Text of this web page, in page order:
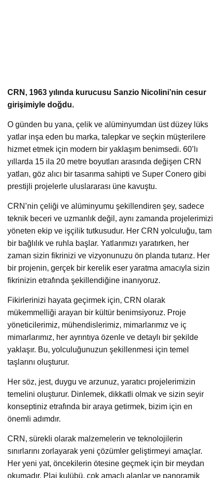
CRN, 1963 yılında kurucusu Sanzio Nicolini’nin cesur
girişimiyle doğdu.
O günden bu yana, çelik ve alüminyumdan üst düzey lüks
yatlar inşa eden bu marka, talepkar ve seçkin müşterilere
hizmet etmek için modern bir yaklaşım benimsedi. 60’lı
yıllarda 15 ila 20 metre boyutları arasında değişen CRN
yatları, göz alıcı bir tasarıma sahipti ve Super Conero gibi
prestijli projelerle uluslararası üne kavuştu.
CRN’nin çeliği ve alüminyumu şekillendiren şey, sadece
teknik beceri ve uzmanlık değil, aynı zamanda projelerimizi
yöneten ekip ve işçilik tutkusudur. Her CRN yolculuğu, tam
bir bağlılık ve ruhla başlar. Yatlarımızı yaratırken, her
zaman sizin fikrinizi ve vizyonunuzu ön planda tutarız. Her
bir projenin, gerçek bir kerelik eser yaratma amacıyla sizin
fikrinizin etrafında şekillendiğine inanıyoruz.
Fikirlerinizi hayata geçirmek için, CRN olarak
mükemmelliği arayan bir kültür benimsiyoruz. Proje
yöneticilerimiz, mühendislerimiz, mimarlarımız ve iç
mimarlarımız, her ayrıntıya özenle ve detaylı bir şekilde
yaklaşır. Bu, yolculuğunuzun şekillenmesi için temel
taşlarını oluşturur.
Her söz, jest, duygu ve arzunuz, yaratıcı projelerimizin
temelini oluşturur. Dinlemek, dikkatli olmak ve sizin seyir
konseptiniz etrafında bir araya getirmek, bizim için en
önemli adımdır.
CRN, sürekli olarak malzemelerin ve teknolojilerin
sınırlarını zorlayarak yeni çözümler geliştirmeyi amaçlar.
Her yeni yat, öncekilerin ötesine geçmek için bir meydan
okumadır. Plaj kulübü, çok amaçlı alanlar ve panoramik